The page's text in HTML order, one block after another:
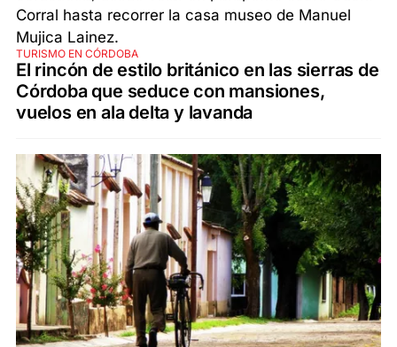
TURISMO EN CÓRDOBA
El rincón de estilo británico en las sierras de
Córdoba que seduce con mansiones,
vuelos en ala delta y lavanda